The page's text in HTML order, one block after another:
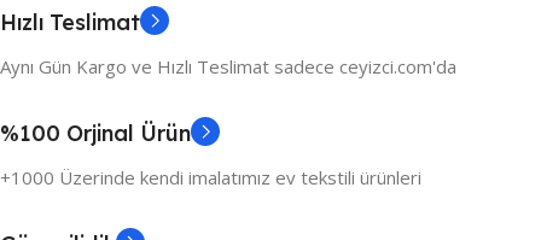
Hızlı Teslimat
Aynı Gün Kargo ve Hızlı Teslimat sadece ceyizci.com'da
%100 Orjinal Ürün
+1000 Üzerinde kendi imalatımız ev tekstili ürünleri